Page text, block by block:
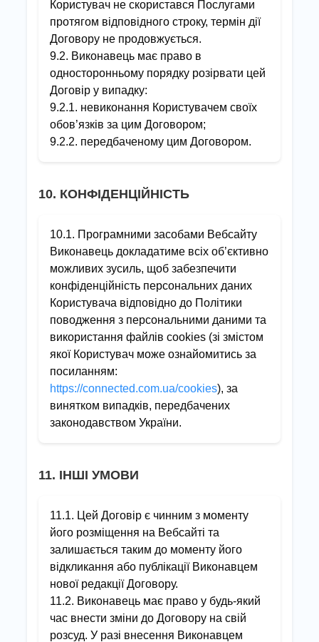
Користувач не скористався Послугами
протягом відповідного строку, термін дії
Договору не продовжується.
9.2. Виконавець має право в
односторонньому порядку розірвати цей
Договір у випадку:
9.2.1. невиконання Користувачем своїх
обов’язків за цим Договором;
9.2.2. передбаченому цим Договором.
10. КОНФІДЕНЦІЙНІСТЬ
10.1. Програмними засобами Вебсайту
Виконавець докладатиме всіх об’єктивно
можливих зусиль, щоб забезпечити
конфіденційність персональних даних
Користувача відповідно до Політики
поводження з персональними даними та
використання файлів cookies (зі змістом
якої Користувач може ознайомитись за
посиланням:
https://connected.com.ua/cookies), за
винятком випадків, передбачених
законодавством України.
11. ІНШІ УМОВИ
11.1. Цей Договір є чинним з моменту
його розміщення на Вебсайті та
залишається таким до моменту його
відкликання або публікації Виконавцем
нової редакції Договору.
11.2. Виконавець має право у будь-який
час внести зміни до Договору на свій
розсуд. У разі внесення Виконавцем